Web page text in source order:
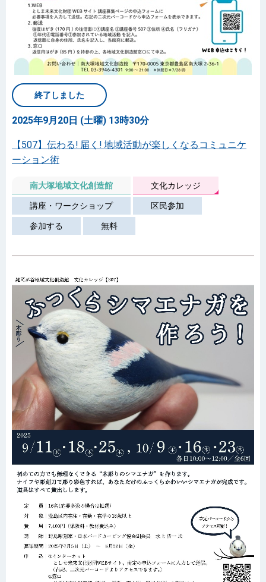
終了しました
2025年9月20日 (土曜) 13時30分
【507】伝わる! 届く! 地域活動が楽しくなるコミュニケ
ーション術
南大塚地域文化創造館 文化カレッジ
講座・ワークショップ 区民参加
参加する 無料